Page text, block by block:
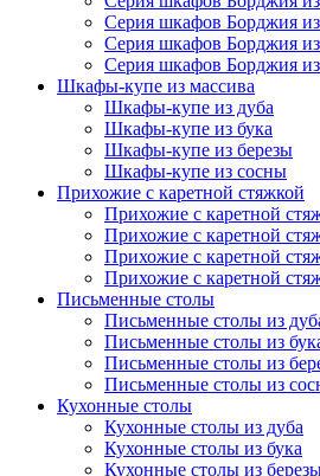
Серия шкафов Борджия из
Серия шкафов Борджия
Серия шкафов Борджия
Шкафы-купе из массива
Шкафы-купе из дуба
Шкафы-купе из бука
Шкафы-купе из березы
Шкафы-купе из сосны
Прихожие с каретной стяжкой
Прихожие с каретной
Прихожие с каретной
Прихожие с каретной
Прихожие с каретной
Письменные столы
Письменные столы из
Письменные столы из
Письменные столы из
Письменные столы из
Кухонные столы
Кухонные столы из дуба
Кухонные столы из бука
Кухонные столы из